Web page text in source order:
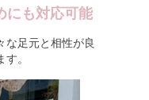
にも対応可能
な足元と相性が良
。